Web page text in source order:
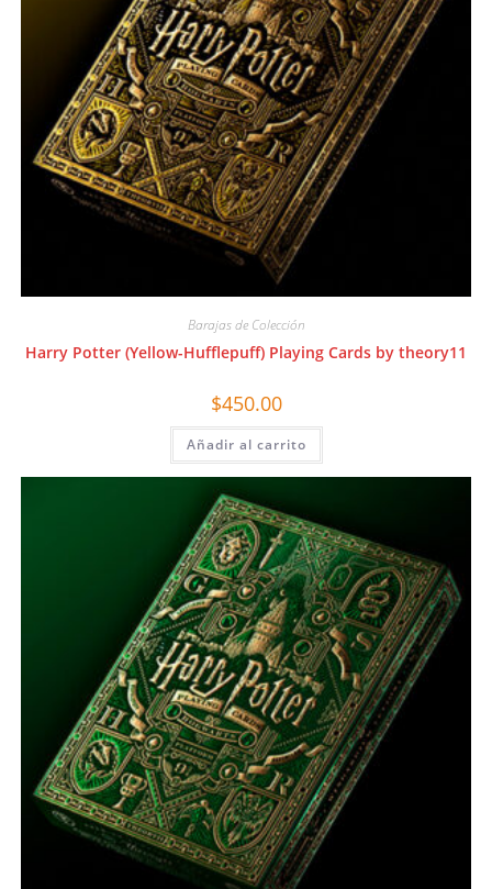
Barajas de Colección
Harry Potter (Yellow-Hufflepuff) Playing Cards by theory11
$450.00
Añadir al carrito